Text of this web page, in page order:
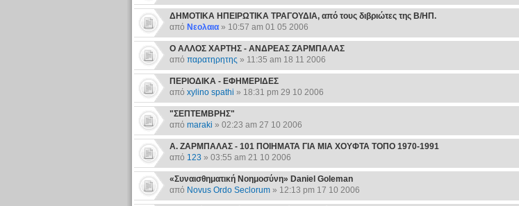
ΔΗΜΟΤΙΚΑ ΗΠΕΙΡΩΤΙΚΑ ΤΡΑΓΟΥΔΙΑ, από τους διβριώτες της Β/ΗΠ.
από Νεολαια» 10:57 am 01 05 2006
Ο ΑΛΛΟΣ ΧΑΡΤΗΣ - ΑΝΔΡΕΑΣ ΖΑΡΜΠΑΛΑΣ
από παρατηρητης » 11:35 am 18 11 2006
ΠΕΡΙΟΔΙΚΑ - ΕΦΗΜΕΡΙΔΕΣ
από xylino spathi » 18:31 pm 29 10 2006
"ΣΕΠΤΕΜΒΡΗΣ"
από maraki » 02:23 am 27 10 2006
Α. ΖΑΡΜΠΑΛΑΣ - 101 ΠΟΙΗΜΑΤΑ ΓΙΑ ΜΙΑ ΧΟΥΦΤΑ ΤΟΠΟ 1970-1991
από 123 » 03:55 am 21 10 2006
«Συναισθηματική Νοημοσύνη» Daniel Goleman
από Novus Ordo Seclorum» 12:13 pm 17 10 2006